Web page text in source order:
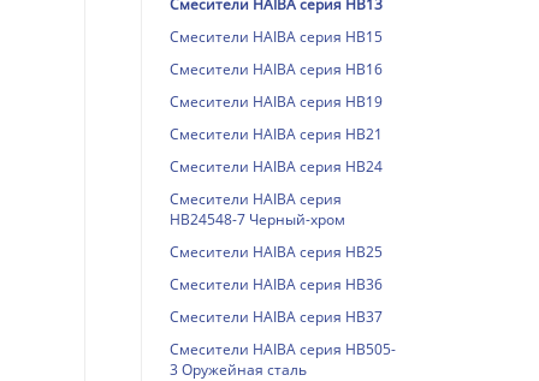
Смесители HAIBA серия HB15
Смесители HAIBA серия HB16
Смесители HAIBA серия HB19
Смесители HAIBA серия HB21
Смесители HAIBA серия HB24
Смесители HAIBA серия
HB24548-7 Черный-хром
Смесители HAIBA серия HB25
Смесители HAIBA серия HB36
Смесители HAIBA серия HB37
Смесители HAIBA серия HB505-
3 Оружейная сталь